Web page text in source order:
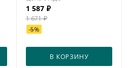
1 587₽
1 671₽
-5%
В КОРЗИНУ